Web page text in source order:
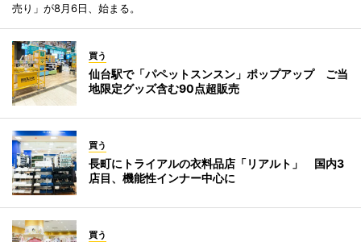
売り」が8月6日、始まる。
買う
仙台駅で「パペットスンスン」ポップアップ ご当
地限定グッズ含む90点超販売
買う
長町にトライアルの衣料品店「リアルト」 国内3
店目、機能性インナー中心に
買う